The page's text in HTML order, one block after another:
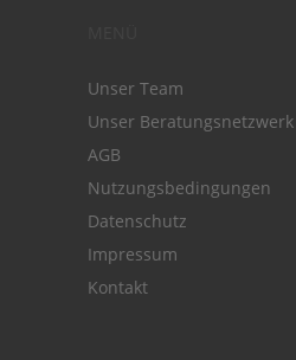
Unser Team
Unser Beratungsnetzwerk
AGB
Nutzungsbedingungen
Datenschutz
Impressum
Kontakt